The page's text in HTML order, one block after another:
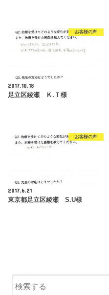
お客様の声
2017.10.18
足立区綾瀬 Ｋ.Ｔ様
お客様の声
2017.6.21
東京都足立区綾瀬 S.U様